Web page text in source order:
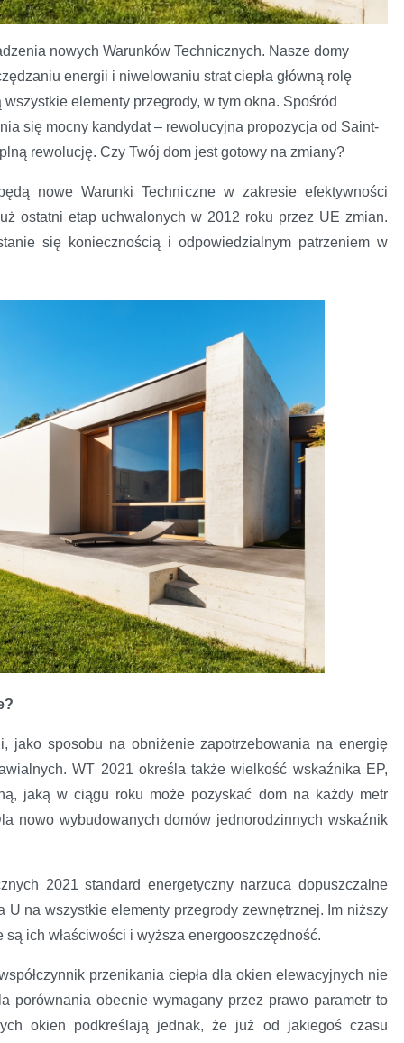
na nowe Warunki Techniczne
nowych Warunków Technicznych. Nasze domy
energii i niwelowaniu strat ciepła główną rolę
elementy przegrody, w tym okna. Spośród
się mocny kandydat – rewolucyjna propozycja od Saint-
rewolucję. Czy Twój dom jest gotowy na zmiany?
nowe Warunki Techniczne w zakresie efektywności
ostatni etap uchwalonych w 2012 roku przez UE zmian.
się koniecznością i odpowiedzialnym patrzeniem w
jako sposobu na obniżenie zapotrzebowania na energię
WT 2021 określa także wielkość wskaźnika EP,
jaką w ciągu roku może pozyskać dom na każdy metr
nowo wybudowanych domów jednorodzinnych wskaźnik
2021 standard energetyczny narzuca dopuszczalne
U na wszystkie elementy przegrody zewnętrznej. Im niższy
ich właściwości i wyższa energooszczędność.
przenikania ciepła dla okien elewacyjnych nie
porównania obecnie wymagany przez prawo parametr to
okien podkreślają jednak, że już od jakiegoś czasu